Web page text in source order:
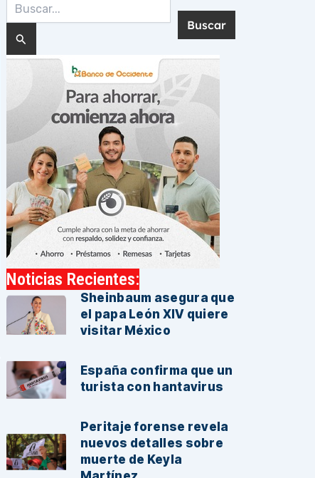
por:
Noticias Recientes:
Sheinbaum asegura que
el papa León XIV quiere
visitar México
España confirma que un
turista con hantavirus
Peritaje forense revela
nuevos detalles sobre
muerte de Keyla